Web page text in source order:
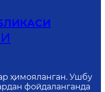
ҳимояланган. Ушбу
фойдаланганда